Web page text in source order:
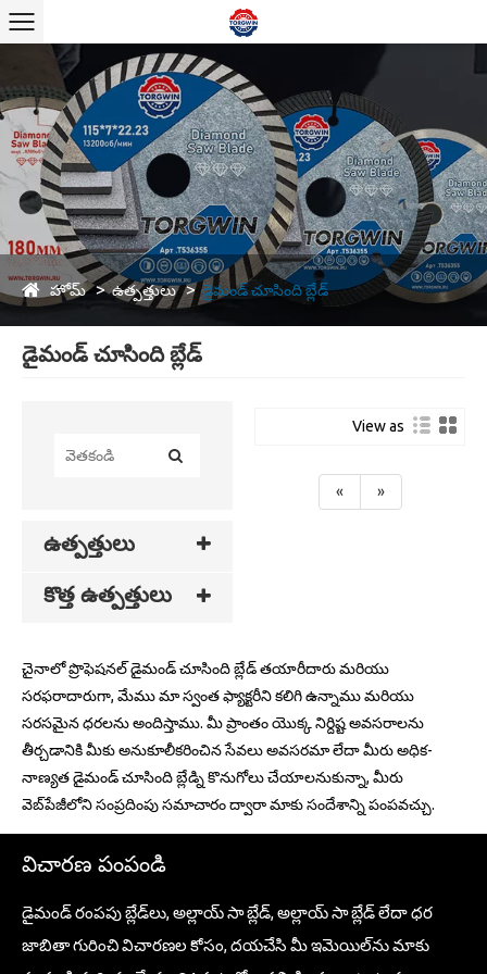
హోమ్ ఉత్పత్తులు డైమండ్ చూసింది బ్లేడ్
డైమండ్ చూసింది బ్లేడ్
ఉత్పత్తులు
కొత్త ఉత్పత్తులు
View as
« »
చైనాలో ప్రొఫెషనల్ డైమండ్ చూసింది బ్లేడ్ తయారీదారు మరియు
సరఫరాదారుగా, మేము మా స్వంత ఫ్యాక్టరీని కలిగి ఉన్నాము మరియు
సరసమైన ధరలను అందిస్తాము. మీ ప్రాంతం యొక్క నిర్దిష్ట అవసరాలను
తీర్చడానికి మీకు అనుకూలీకరించిన సేవలు అవసరమా లేదా మీరు అధిక-
నాణ్యత డైమండ్ చూసింది బ్లేడ్ని కొనుగోలు చేయాలనుకున్నా, మీరు
వెబ్‌పేజీలోని సంప్రదింపు సమాచారం ద్వారా మాకు సందేశాన్ని పంపవచ్చు.
విచారణ పంపండి
డైమండ్ రంపపు బ్లేడ్‌లు, అల్లాయ్ సా బ్లేడ్, అల్లాయ్ సా బ్లేడ్ లేదా ధర
జాబితా గురించి విచారణల కోసం, దయచేసి మీ ఇమెయిల్‌ను మాకు